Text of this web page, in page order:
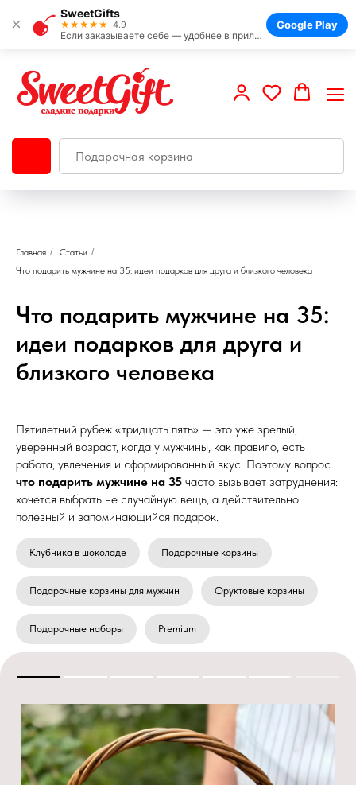
Главная / Статьи /
Что подарить мужчине на 35: идеи подарков для друга и близкого человека
Что подарить мужчине на 35:
идеи подарков для друга и
близкого человека
Пятилетний рубеж «тридцать пять» — это уже зрелый,
уверенный возраст, когда у мужчины, как правило, есть
работа, увлечения и сформированный вкус. Поэтому вопрос
что подарить мужчине на 35 часто вызывает затруднения:
хочется выбрать не случайную вещь, а действительно
полезный и запоминающийся подарок.
Клубника в шоколаде Подарочные корзины
Подарочные корзины для мужчин Фруктовые корзины
Подарочные наборы Premium
×
SweetGifts
★★★★★ 4.9
Если заказываете себе — удобнее в приложении
Google Play